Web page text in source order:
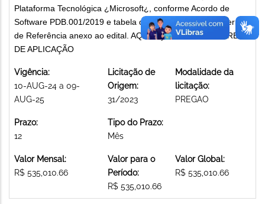
Plataforma Tecnológica ¿Microsoft¿, conforme Acordo de
Software PDB.001/2019 e tabela de preços disponíveis Termo
de Referência anexo ao edital. AQUISIÇÃO DE SOFTWARES
DE APLICAÇÃO
Vigência:
10-AUG-24 a 09-
AUG-25
Licitação de
Origem:
31/2023
Modalidade da
licitação:
PREGAO
Prazo:
12
Tipo do Prazo:
Mês
Valor Mensal:
R$ 535,010.66
Valor para o
Período:
R$ 535,010.66
Valor Global:
R$ 535,010.66